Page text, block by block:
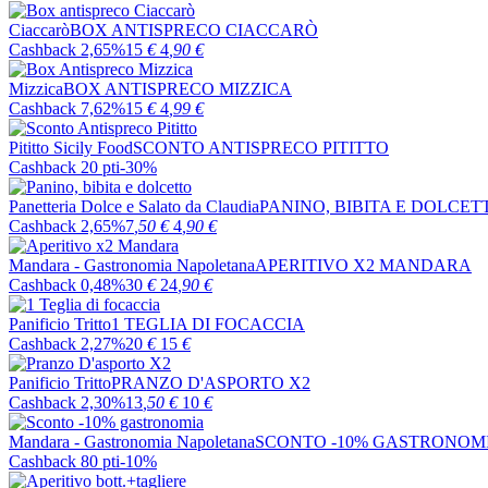
CiaccaròBOX ANTISPRECO CIACCARÒ
Cashback 2,65%15 € 4 ,90 €
MizzicaBOX ANTISPRECO MIZZICA
Cashback 7,62%15 € 4 ,99 €
Pititto Sicily FoodSCONTO ANTISPRECO PITITTO
Cashback 20 pti-30%
Panetteria Dolce e Salato da ClaudiaPANINO, BIBITA E
Cashback 2,65%7 ,50 € 4 ,90 €
Mandara - Gastronomia NapoletanaAPERITIVO X2 MANDARA
Cashback 0,48%30 € 24 ,90 €
Panificio Tritto1 TEGLIA DI FOCACCIA
Cashback 2,27%20 € 15 €
Panificio TrittoPRANZO D'ASPORTO X2
Cashback 2,30%13 ,50 € 10 €
Mandara - Gastronomia NapoletanaSCONTO -10%
Cashback 80 pti-10%